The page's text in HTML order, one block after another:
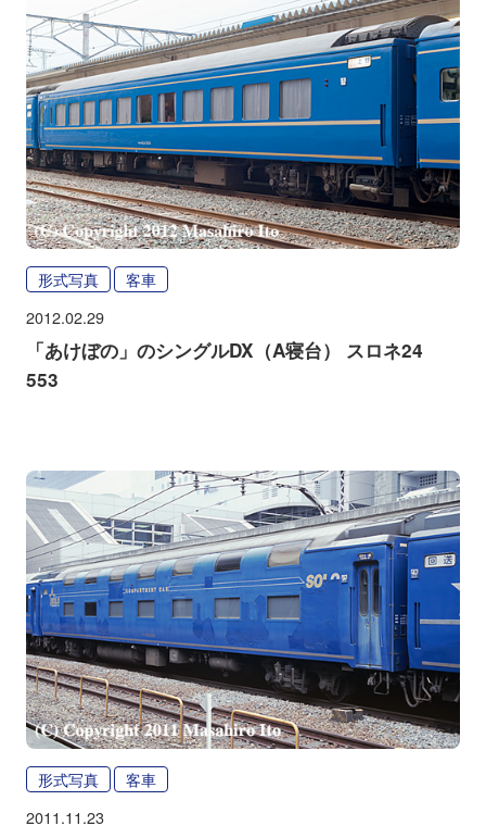
形式写真 客車
2012.02.29
「あけぼの」のシングルDX（A寝台） スロネ24
553
形式写真 客車
2011.11.23